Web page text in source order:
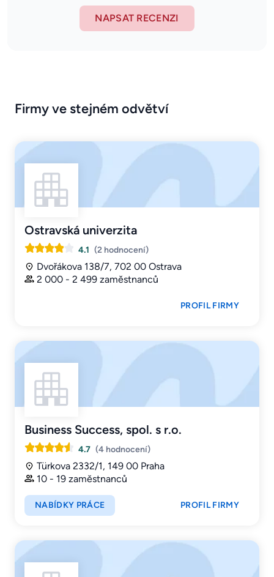
NAPSAT RECENZI
Firmy ve stejném odvětví
Ostravská univerzita
4.1 (2 hodnocení)
Dvořákova 138/7, 702 00 Ostrava
2 000 - 2 499 zaměstnanců
PROFIL FIRMY
Business Success, spol. s r.o.
4.7 (4 hodnocení)
Türkova 2332/1, 149 00 Praha
10 - 19 zaměstnanců
NABÍDKY PRÁCE PROFIL FIRMY